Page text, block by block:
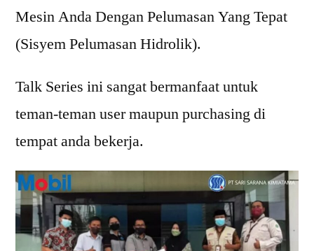
Mesin Anda Dengan Pelumasan Yang Tepat
(Sisyem Pelumasan Hidrolik).
Talk Series ini sangat bermanfaat untuk
teman-teman user maupun purchasing di
tempat anda bekerja.